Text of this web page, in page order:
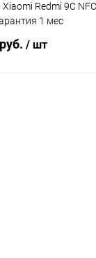
Xiaomi Redmi 9C
1 мес
/ шт